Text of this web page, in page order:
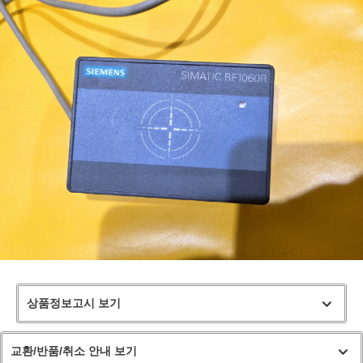
상품정보고시 보기
교환/반품/취소 안내 보기